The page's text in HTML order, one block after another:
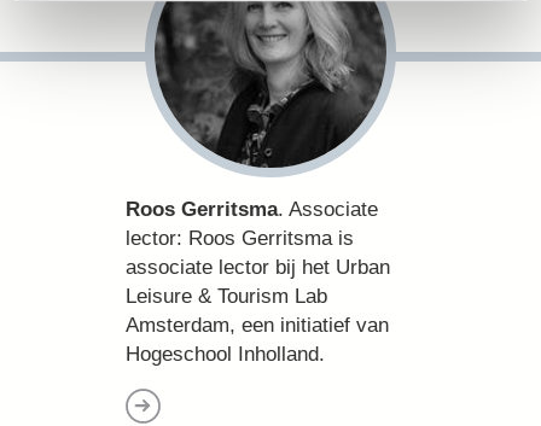
Roos Gerritsma. Associate
lector: Roos Gerritsma is
associate lector bij het Urban
Leisure & Tourism Lab
Amsterdam, een initiatief van
Hogeschool Inholland.